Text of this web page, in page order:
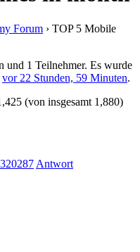
Forum › TOP 5 Mobile
und 1 Teilnehmer. Es wurde
vor 22 Stunden, 59 Minuten.
(von insgesamt 1,880)
Antwort